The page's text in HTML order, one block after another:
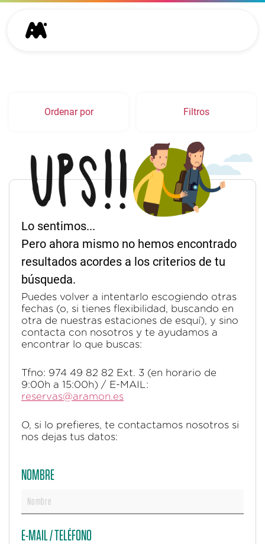
Ordenar por Filtros
Lo sentimos...
Pero ahora mismo no hemos encontrado
resultados acordes a los criterios de tu
búsqueda.
Puedes volver a intentarlo escogiendo otras
fechas (o, si tienes flexibilidad, buscando en
otra de nuestras estaciones de esquí), y sino
contacta con nosotros y te ayudamos a
encontrar lo que buscas:
Tfno: 974 49 82 82 Ext. 3 (en horario de
9:00h a 15:00h) / E-MAIL:
reservas@aramon.es
O, si lo prefieres, te contactamos nosotros si
nos dejas tus datos:
NOMBRE
E-MAIL / TELÉFONO